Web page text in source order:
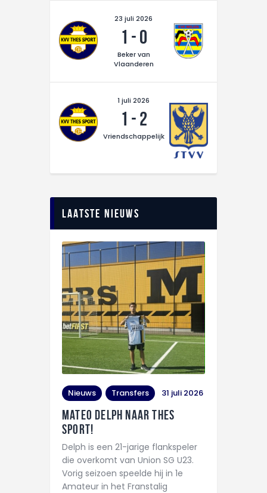
23 juli 2026
1 -0
Beker van
Vlaanderen
1 juli 2026
1 -2
Vriendschappelijk
Laatste nieuws
Nieuws Transfers 31 juli 2026
Mateo Delph naar THES
Sport!
Delph is een 21-jarige flankspeler
die overkomt van Union SG U23.
Vorig seizoen speelde hij in 1e
Amateur in het Franstalig